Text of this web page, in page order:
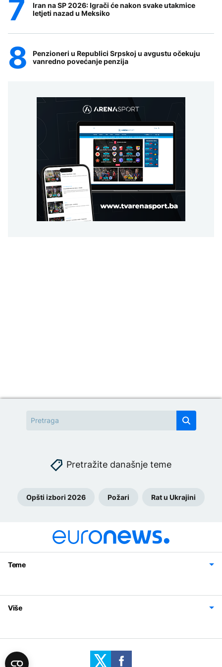
Iran na SP 2026: Igrači će nakon svake utakmice
letjeti nazad u Meksiko
Penzioneri u Republici Srpskoj u avgustu očekuju
vanredno povećanje penzija
Pretražite današnje teme
Opšti izbori 2026 Požari Rat u Ukrajini
Teme
Svijet
Sport
Magazin
Više
Politika privatnosti
Uslovi korišćenja